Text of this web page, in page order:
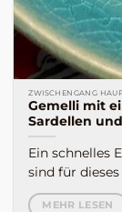
ZWISCHENGANG
Gemelli mit
Sardellen
Ein schnelles
sind für
MEHR LESEN